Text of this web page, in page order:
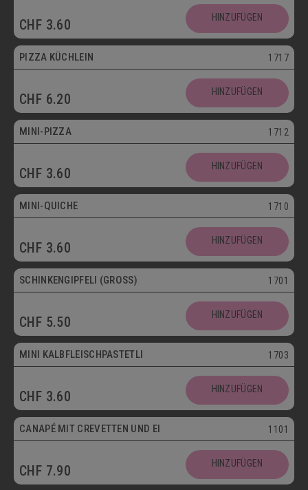
CHF 3.60 HINZUFÜGEN
bis 30.09.
PIZZA KÜCHLEIN 1717
CHF 6.20 HINZUFÜGEN
Mini
MINI-PIZZA 1712
CHF 3.60 HINZUFÜGEN
Mini
MINI-QUICHE 1710
CHF 3.60 HINZUFÜGEN
SCHINKENGIPFELI (GROSS) 1701
CHF 5.50 HINZUFÜGEN
Mini
MINI KALBFLEISCHPASTETLI 1703
CHF 3.60 HINZUFÜGEN
CANAPÉ MIT CREVETTEN UND EI 1101
CHF 7.90 HINZUFÜGEN
Vegetarisch